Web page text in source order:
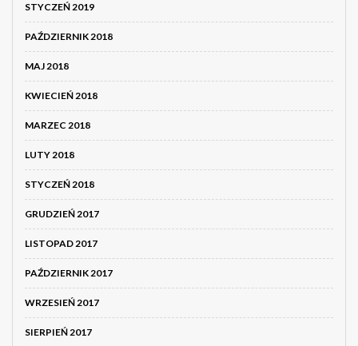
STYCZEŃ 2019
PAŹDZIERNIK 2018
MAJ 2018
KWIECIEŃ 2018
MARZEC 2018
LUTY 2018
STYCZEŃ 2018
GRUDZIEŃ 2017
LISTOPAD 2017
PAŹDZIERNIK 2017
WRZESIEŃ 2017
SIERPIEŃ 2017